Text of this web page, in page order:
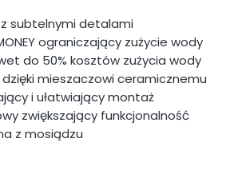
z subtelnymi detalami
ograniczający zużycie wody
do 50% kosztów zużycia wody
mieszaczowi ceramicznemu
i ułatwiający montaż
zwiększający funkcjonalność
z mosiądzu